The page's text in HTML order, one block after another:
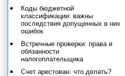
Коды бюджетной
классификации: важны
последствия допущенных в них
ошибок
Встречные проверки: права и
обязанности
налогоплательщика
Счет арестован: что делать?